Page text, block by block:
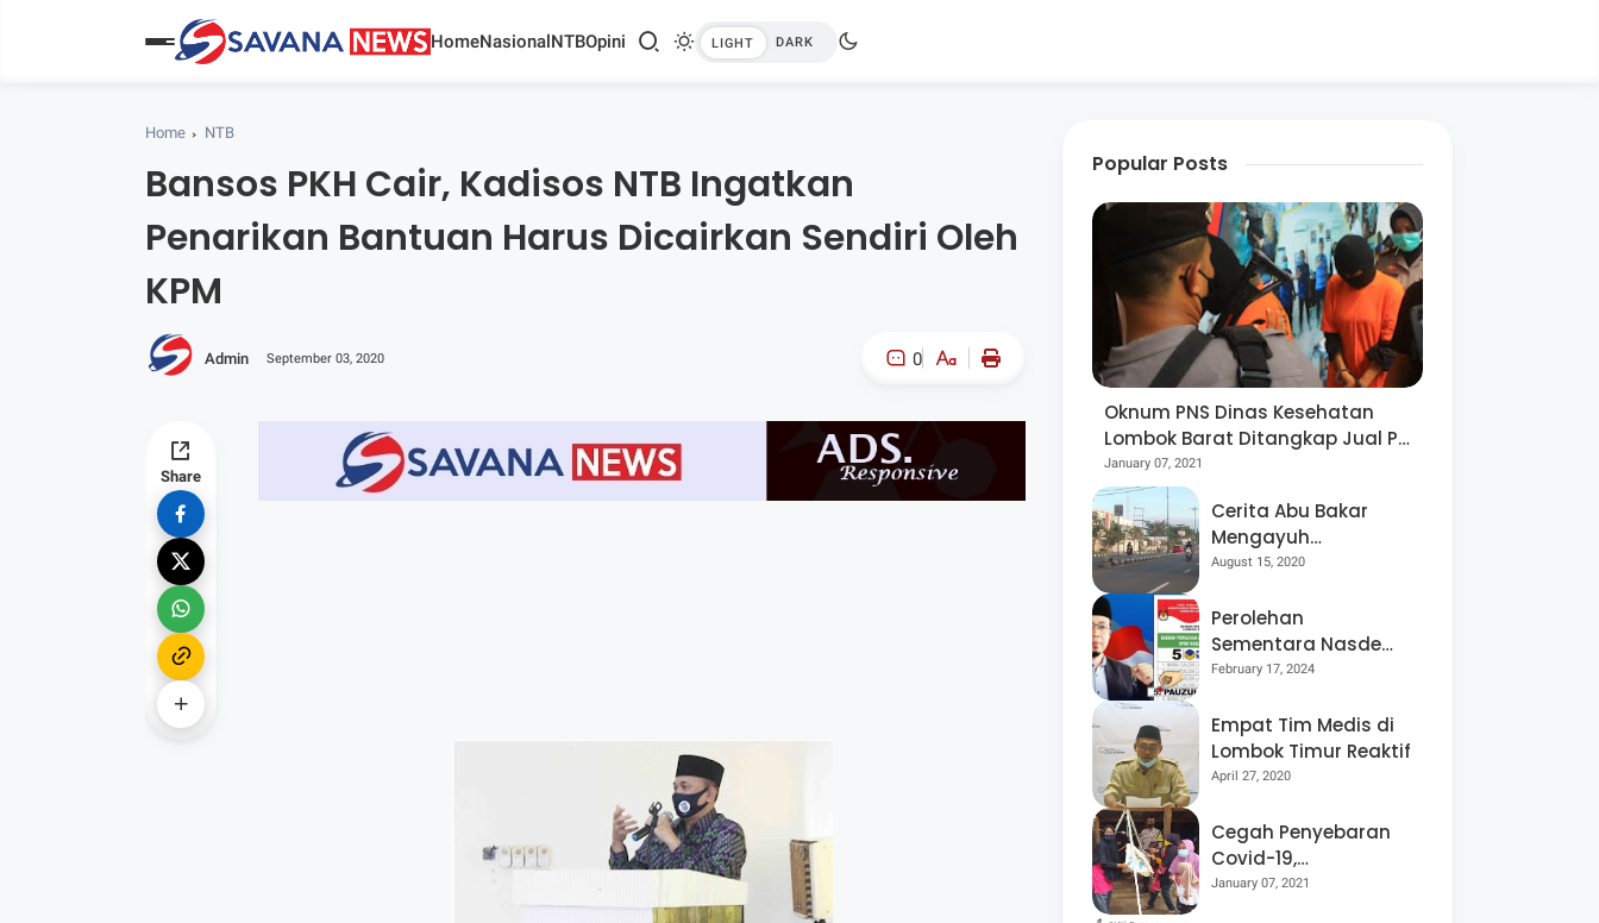
HomeNasionalNTBOpini
Home NTB
Bansos PKH Cair, Kadisos NTB Ingatkan
Penarikan Bantuan Harus Dicairkan Sendiri Oleh
KPM
Admin September 03, 2020 0
A-
Share
Popular Posts
Oknum PNS Dinas Kesehatan
Lombok Barat Ditangkap Jual Pil
Ekstasi
January 07, 2021
Cerita Abu Bakar
Mengayuh
Sepedanya Selama
Menggelorakan
Kemerdekaan
August 15, 2020
Perolehan
Sementara Nasdem
Lobar Tertinggi,
Berpeluang “Rebut”
Kursi Dapil 3
February 17, 2024
Empat Tim Medis di
Lombok Timur Reaktif
April 27, 2020
Cegah Penyebaran
Covid-19,
Bhabinkamtibmas
January 07, 2021